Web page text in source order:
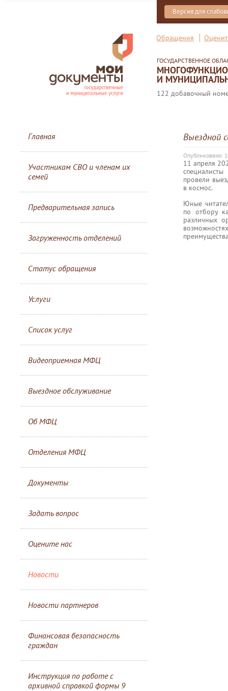
Версия для
Обращения
ГОСУДАРСТВЕННОЕ
И
122 добавочный
Главная
Участникам СВО и членам их
семей
Предварительная запись
Загруженность отделений
Статус обращения
Услуги
Список услуг
Видеоприемная МФЦ
Выездное обслуживание
Об МФЦ
Отделения МФЦ
Документы
Задать вопрос
Оцените нас
Новости
Новости партнеров
Финансовая безопасность
граждан
Инструкция по работе с
архивной справкой формы 9
Выездной
Опубликовано:
11 апреля
провели
в космос.
Юные
по отбору
различных